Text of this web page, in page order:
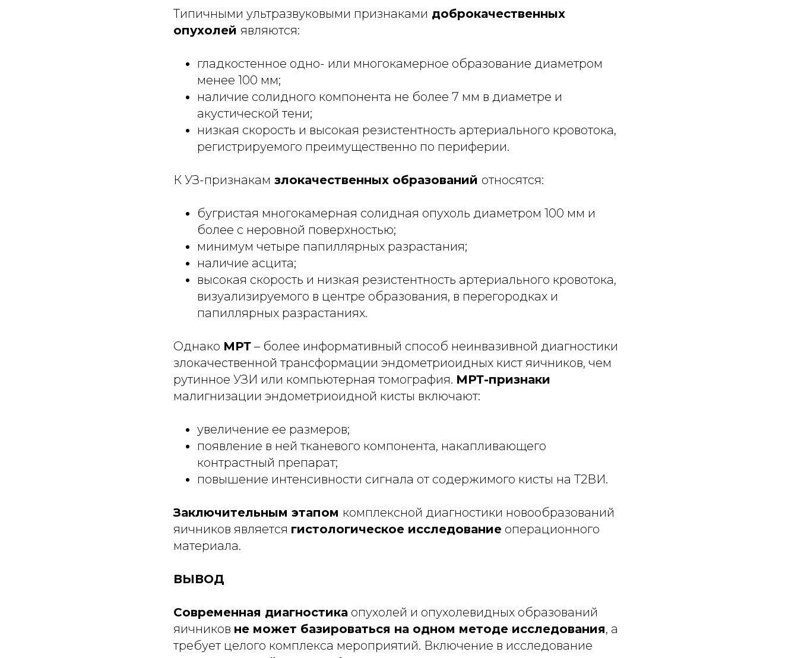
Типичными ультразвуковыми признаками доброкачественных
опухолей являются:
гладкостенное одно- или многокамерное образование диаметром
менее 100 мм;
наличие солидного компонента не более 7 мм в диаметре и
акустической тени;
низкая скорость и высокая резистентность артериального кровотока,
регистрируемого преимущественно по периферии.
К УЗ-признакам злокачественных образований относятся:
бугристая многокамерная солидная опухоль диаметром 100 мм и
более с неровной поверхностью;
минимум четыре папиллярных разрастания;
наличие асцита;
высокая скорость и низкая резистентность артериального кровотока,
визуализируемого в центре образования, в перегородках и
папиллярных разрастаниях.
Однако МРТ – более информативный способ неинвазивной диагностики
злокачественной трансформации эндометриоидных кист яичников, чем
рутинное УЗИ или компьютерная томография. МРТ-признаки
малигнизации эндометриоидной кисты включают:
увеличение ее размеров;
появление в ней тканевого компонента, накапливающего
контрастный препарат;
повышение интенсивности сигнала от содержимого кисты на Т2ВИ.
Заключительным этапом комплексной диагностики новообразований
яичников является гистологическое исследование операционного
материала.
ВЫВОД
Современная диагностика опухолей и опухолевидных образований
яичников не может базироваться на одном методе исследования, а
требует целого комплекса мероприятий. Включение в исследование